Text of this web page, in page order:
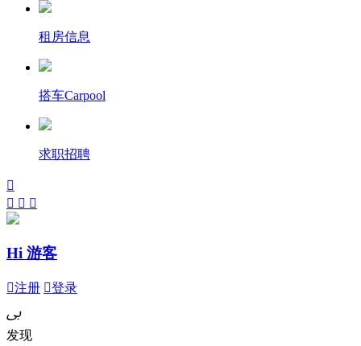
租房信息
搭车Carpool
求职招聘

  
Hi 游客
注册 登录
ﰉ
发现